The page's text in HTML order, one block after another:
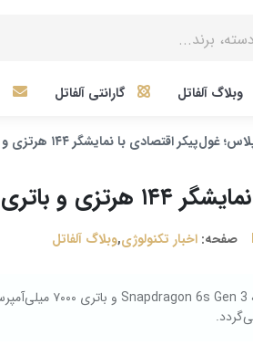
وبلاگ آلفاتل گارانتی آلفاتل
صفحه: اخبار تکنولوژی,وبلاگ آلفاتل